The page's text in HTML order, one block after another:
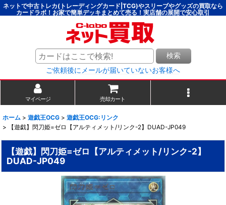
ネットで中古トレカ(トレーディングカード|TCG)やスリーブやグッズの買取なら
カードラボ！お家で簡単デッキまとめて売る！実店舗の展開で安心取引
検索
ご依頼後にメールが届いていないお客様へ
マイページ 売却カート
ホーム > 遊戯王OCG > 遊戯王OCG:リンク
>
【遊戯】閃刀姫=ゼロ【アルティメット/リンク-2】DUAD-JP049
【遊戯】閃刀姫=ゼロ【アルティメット/リンク-2】
DUAD-JP049